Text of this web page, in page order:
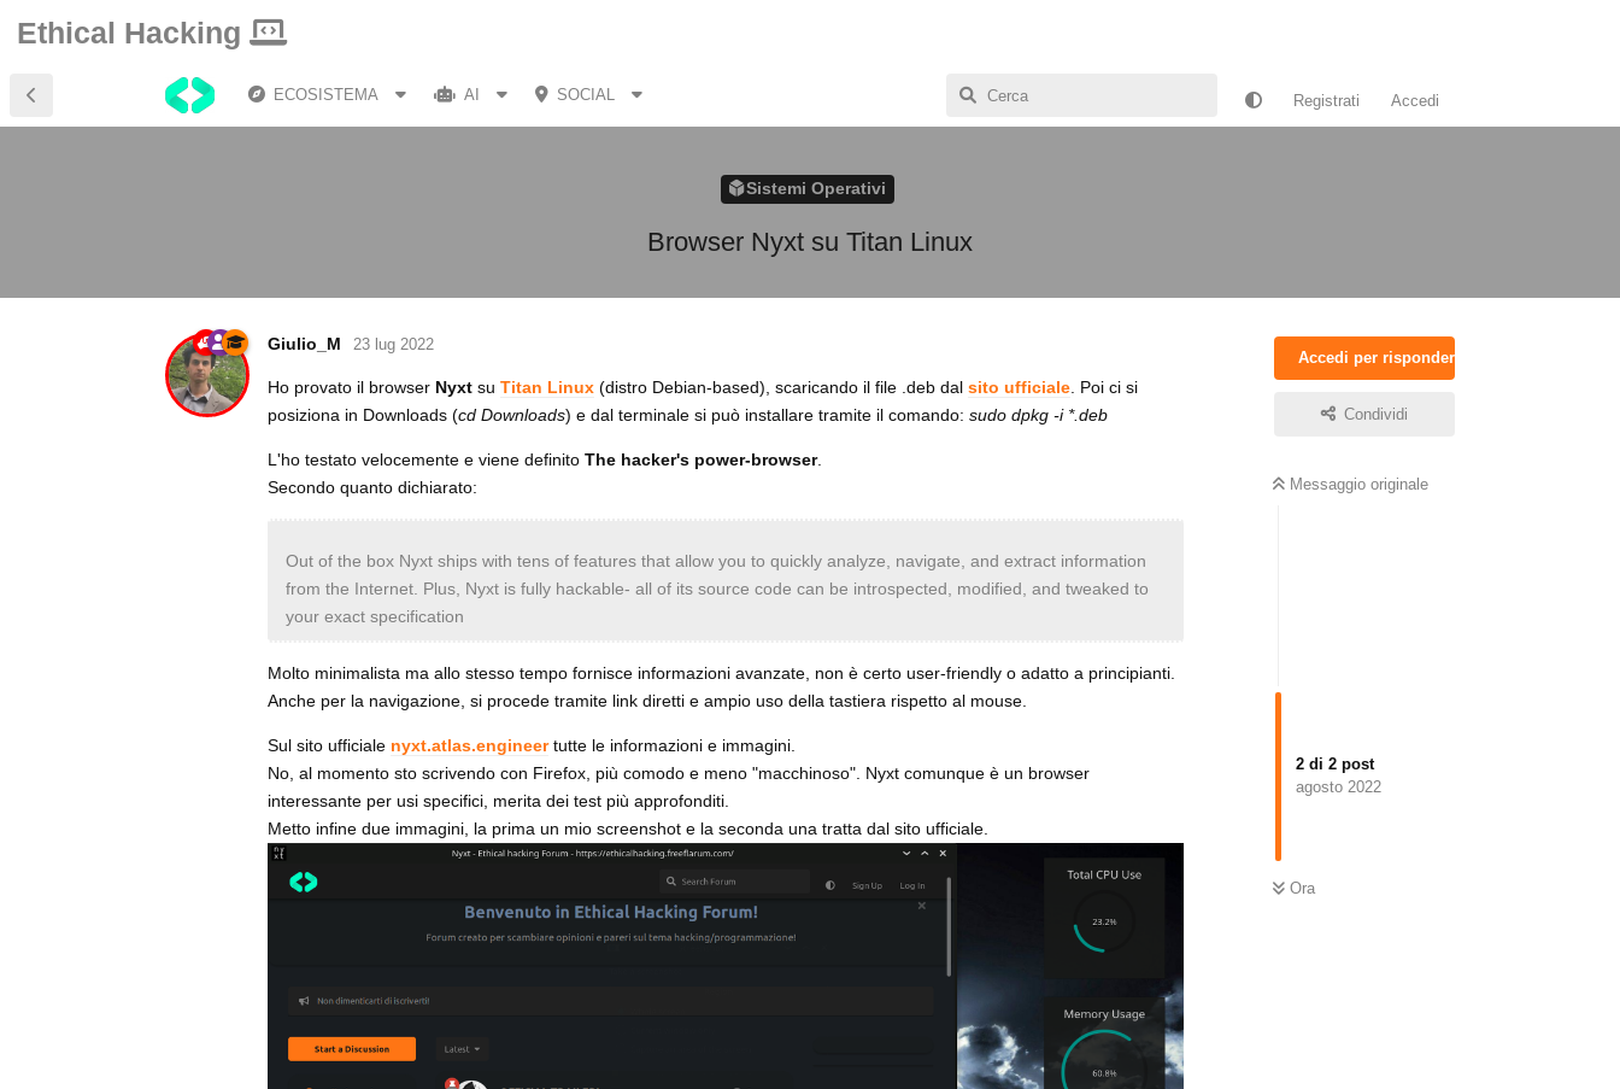
Ethical Hacking
ECOSISTEMA AI SOCIAL Registrati Accedi
Sistemi Operativi
Browser Nyxt su Titan Linux
Accedi per rispondere
Condividi
Messaggio originale
2 di 2 post
agosto 2022
Ora
Giulio_M 23 lug 2022
Ho provato il browser Nyxt su Titan Linux (distro Debian-based), scaricando il file .deb dal sito ufficiale . Poi ci si
posiziona in Downloads (cd Downloads) e dal terminale si può installare tramite il comando: sudo dpkg -i *.deb
L'ho testato velocemente e viene definito The hacker's power-browser.
Secondo quanto dichiarato:
Out of the box Nyxt ships with tens of features that allow you to quickly analyze, navigate, and extract information
from the Internet. Plus, Nyxt is fully hackable- all of its source code can be introspected, modified, and tweaked to
your exact specification
Molto minimalista ma allo stesso tempo fornisce informazioni avanzate, non è certo user-friendly o adatto a principianti.
Anche per la navigazione, si procede tramite link diretti e ampio uso della tastiera rispetto al mouse.
Sul sito ufficiale nyxt.atlas.engineertutte le informazioni e immagini.
No, al momento sto scrivendo con Firefox, più comodo e meno "macchinoso". Nyxt comunque è un browser
interessante per usi specifici, merita dei test più approfonditi.
Metto infine due immagini, la prima un mio screenshot e la seconda una tratta dal sito ufficiale.